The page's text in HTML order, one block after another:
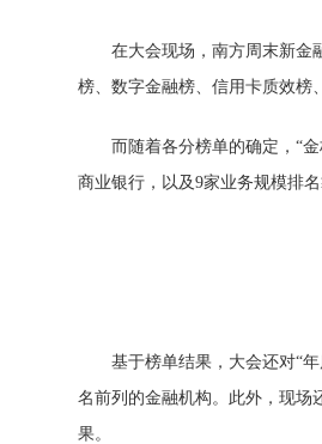
在大会现场，南方周末新金
榜、数字金融榜、信用卡质效榜
而随着各分榜单的确定，“
商业银行，以及9家业务规模排
基于榜单结果，大会还对“
名前列的金融机构。此外，现场
果。